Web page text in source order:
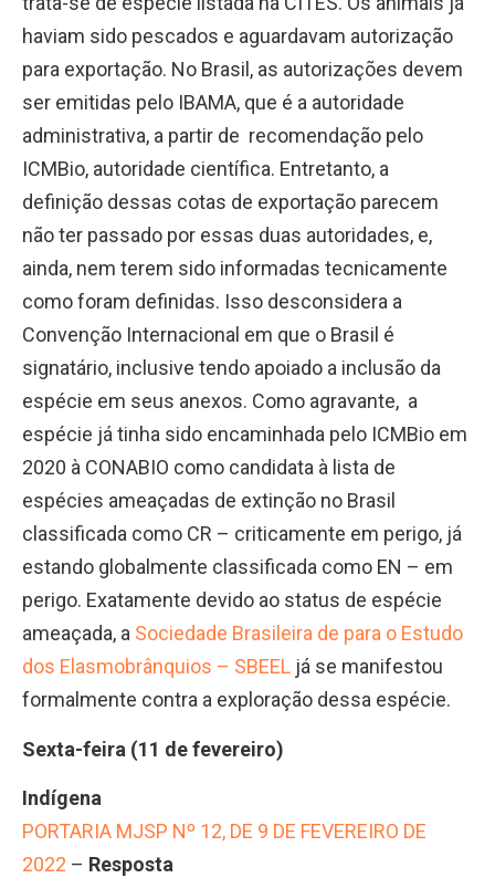
haviam sido pescados e aguardavam autorização
para exportação. No Brasil, as autorizações devem
ser emitidas pelo IBAMA, que é a autoridade
administrativa, a partir de recomendação pelo
ICMBio, autoridade científica. Entretanto, a
definição dessas cotas de exportação parecem
não ter passado por essas duas autoridades, e,
ainda, nem terem sido informadas tecnicamente
como foram definidas. Isso desconsidera a
Convenção Internacional em que o Brasil é
signatário, inclusive tendo apoiado a inclusão da
espécie em seus anexos. Como agravante, a
espécie já tinha sido encaminhada pelo ICMBio em
2020 à CONABIO como candidata à lista de
espécies ameaçadas de extinção no Brasil
classificada como CR – criticamente em perigo, já
estando globalmente classificada como EN – em
perigo. Exatamente devido ao status de espécie
ameaçada, a Sociedade Brasileira de para o Estudo
dos Elasmobrânquios – SBEEL já se manifestou
formalmente contra a exploração dessa espécie.
Sexta-feira (11 de fevereiro)
Indígena
PORTARIA MJSP Nº 12, DE 9 DE FEVEREIRO DE
2022 – Resposta